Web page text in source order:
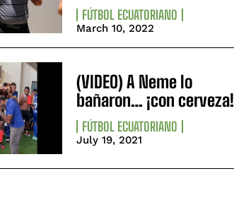
FÚTBOL ECUATORIANO
March 10, 2022
(VIDEO) A Neme lo
bañaron… ¡con cerveza!
FÚTBOL ECUATORIANO
July 19, 2021